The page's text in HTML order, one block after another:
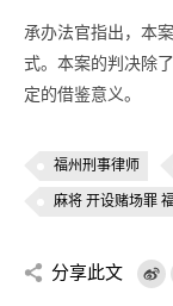
承办法官指出，本
式。本案的判决除
定的借鉴意义。
福州刑事律师
麻将 开设赌场罪
分享此文